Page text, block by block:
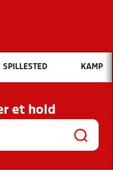
Hvad vil du søge efter?
OG NYHEDER
KLUBBER OG
SPILLESTED KAMP
et hold